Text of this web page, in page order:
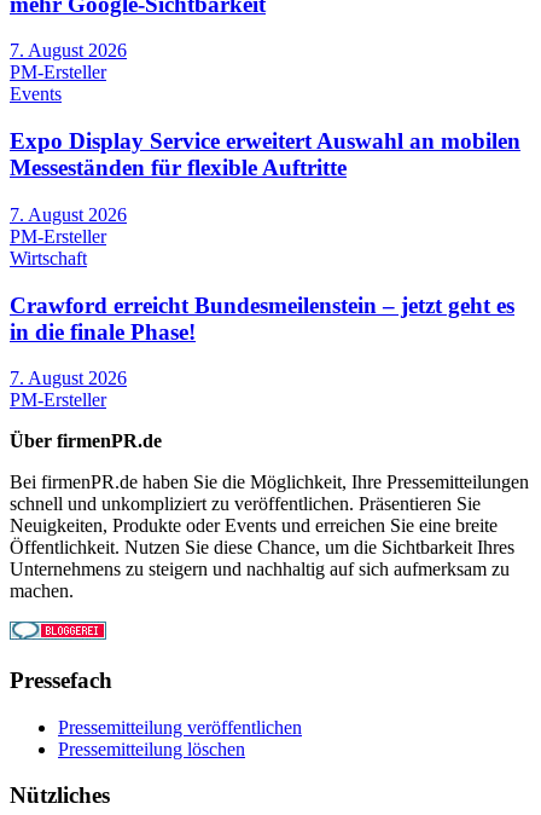
7. August 2026
PM-Ersteller
Events
Expo Display Service erweitert Auswahl an mobilen
Messeständen für flexible Auftritte
7. August 2026
PM-Ersteller
Wirtschaft
Crawford erreicht Bundesmeilenstein – jetzt geht es
in die finale Phase!
7. August 2026
PM-Ersteller
Über firmenPR.de
Bei firmenPR.de haben Sie die Möglichkeit, Ihre Pressemitteilungen
schnell und unkompliziert zu veröffentlichen. Präsentieren Sie
Neuigkeiten, Produkte oder Events und erreichen Sie eine breite
Öffentlichkeit. Nutzen Sie diese Chance, um die Sichtbarkeit Ihres
Unternehmens zu steigern und nachhaltig auf sich aufmerksam zu
machen.
Pressefach
Pressemitteilung veröffentlichen
Pressemitteilung löschen
Nützliches